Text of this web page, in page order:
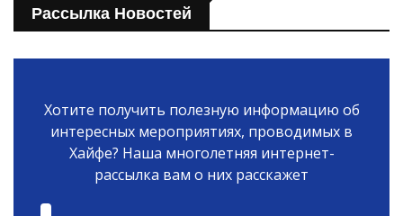
Рассылка Новостей
Хотите получить полезную информацию об
интересных мероприятиях, проводимых в
Хайфе? Наша многолетняя интернет-
рассылка вам о них расскажет